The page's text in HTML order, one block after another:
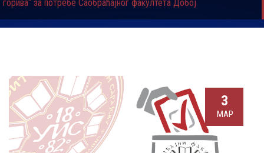
горива“ за потребе Саобраћајног факултета Добој
3
МАР